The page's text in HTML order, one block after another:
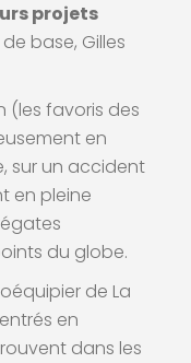
projets
base, Gilles
(les favoris des
en
sur un accident
en pleine
du globe.
de La
en
dans les